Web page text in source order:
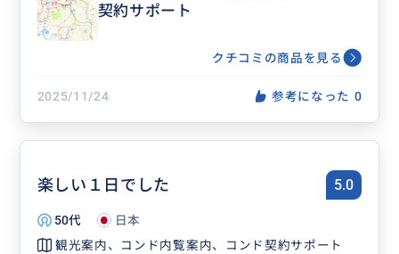
契約サポート
クチコミの商品を見る
2025/11/24 参考になった 0
楽しい１日でした 5.0
50代
日本
観光案内、コンド内覧案内、コンド契約サポート